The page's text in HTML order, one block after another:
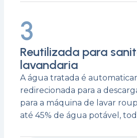
3
Reutilizada para
lavandaria
A água tratada é
redirecionada para a
para a máquina de lavar
até 45% de água potável,